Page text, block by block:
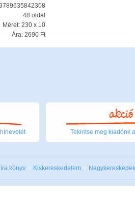
48 oldal
Méret: 230 x 10
Ára: 2690 Ft
Tekintse meg kiadónk
könyv Kiskereskedelem